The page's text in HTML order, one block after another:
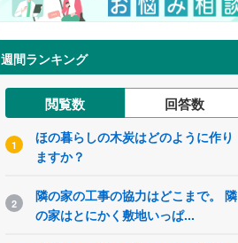
週間ランキング
閲覧数 回答数
1
ほの暮らしの木炭はどのように作り
ますか？
2
隣の家の工事の協力はどこまで。 隣
の家はとにかく敷地いっぱ...